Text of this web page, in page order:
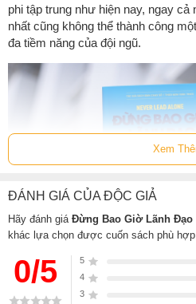
phi tập trung như hiện nay, ngay cả
nhất cũng không thể thành công
đa tiềm năng của đội ngũ.
Xem
ĐÁNH GIÁ CỦA ĐỘC GIẢ
Hãy đánh giá Đừng Bao Giờ Lãnh Đạo
khác lựa chọn được cuốn sách phù
0/5 5
4
3